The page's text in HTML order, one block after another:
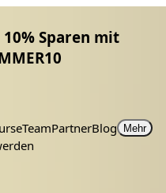
10% Sparen mit
TeamPartnerBlog Mehr